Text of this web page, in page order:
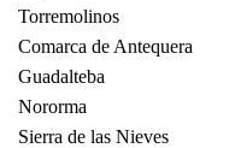
Torremolinos
Comarca de Antequera
Guadalteba
Nororma
Sierra de las Nieves